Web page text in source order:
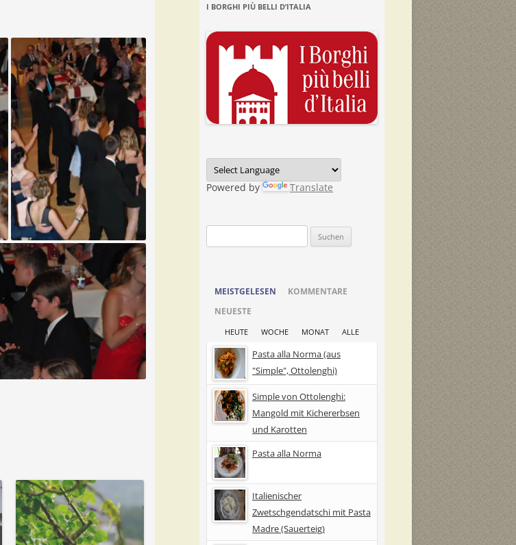
I BORGHI PIÙ BELLI D’ITALIA
Powered by Translate
nach:
MEISTGELESEN
KOMMENTARE
NEUESTE
HEUTE WOCHE MONAT ALLE
Pasta alla Norma (aus
"Simple", Ottolenghi)
Simple von Ottolenghi:
Mangold mit Kichererbsen
und Karotten
Pasta alla Norma
Italienischer
Zwetschgendatschi mit Pasta
Madre (Sauerteig)